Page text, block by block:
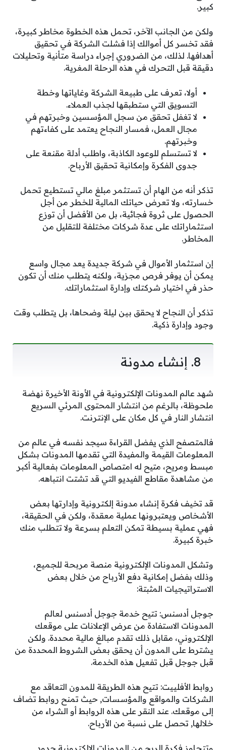
كبير.
ولكن من الجانب الآخر، تحمل هذه الخطوة مخاطر كبيرة،
فقد تخسر كل أموالك إذا فشلت الشركة في تحقيق
أهدافها. لذلك، من الضروري إجراء دراسة متأنية وتحليلات
دقيقة قبل التحرك في هذه الرحلة المغرية.
أولا، تعرف على طبيعة الشركة وغاياتها وخطة
التسويق التي ستطبقها لجذب العملاء.
لا تغفل تحقق من سجل المؤسسين وخبرتهم في
مجال العمل، فمسار النجاح يعتمد على كفاءتهم
وخبرتهم.
لا تستسلم للوعود الكاذبة، واطلب أدلة مقنعة على
جدوى الفكرة وإمكانية تحقيق الأرباح.
تذكر أنه من الهام أن تستثمر مبلغ مالي تستطيع تحمل
خسارته، ولا تعرض حياتك المالية للخطر من أجل
الحصول على ثروة فجائية، بل من الأفضل أن توزع
استثماراتك على عدة شركات مختلفة للتقليل من
المخاطر.
إن استثمار الأموال في شركة جديدة يعد مجال واسع
يمكن أن يوفر فرص مجزية، ولكنه يتطلب منك أن تكون
حذر في اختيار شركتك وإدارة استثماراتك.
تذكر أن النجاح لا يحقق بين ليلة وضحاها، بل يتطلب وقت
وجود وإدارة ذكية.
8. إنشاء مدونة
شهد عالم المدونات الإلكترونية في الأونة الأخيرة نهضة
ملحوظة، بالرغم من انتشار المحتوى المرئي السريع
انتشار النار في كل مكان على الإنترنت.
فالمتصفح الذي يفضل القراءة سيجد نفسه في عالم من
المعلومات القيمة والمفيدة التي تقدمها المدونات بشكل
مبسط ومريح، متيح له امتصاص المعلومات بفعالية أكبر
من مشاهدة مقاطع الفيديو التي قد تشتت انتباهه.
قد تخيف فكرة إنشاء مدونة إلكترونية وإدارتها بعض
الأشخاص ويعتبرونها عملية معقدة، ولكن في الحقيقة،
فهي عملية بسيطة تمكن التعلم بسرعة ولا تتطلب منك
خبرة كبيرة.
وتشكل المدونات الإلكترونية منصة مربحة للجميع،
وذلك بفضل إمكانية دفع الأرباح من خلال بعض
الاستراتيجيات المثبتة:
جوجل أدسنس: تتيح خدمة جوجل أدسنس لعالم
المدونات الاستفادة من عرض الإعلانات على موقعك
الإلكتروني، مقابل ذلك تقدم مبالغ مالية محددة. ولكن
يشترط على المدون أن يحقق بعض الشروط المحددة من
قبل جوجل قبل تفعيل هذه الخدمة.
روابط الأفلييت: تتيح هذه الطريقة للمدون التعاقد مع
الشركات والمواقع والمؤسسات, حيث تمنح روابط تضاف
إلى موقعك. عند النقر على هذه الروابط أو الشراء من
خلالها, تحصل على نسبة من الأرباح.
وتتجاوز فكرة الربح من المدونات الإلكترونية حدود